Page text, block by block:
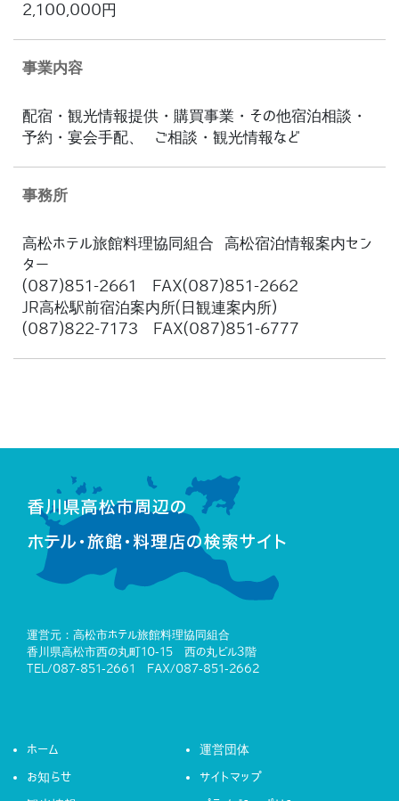
2,100,000円
事業内容
配宿・観光情報提供・購買事業・その他宿泊相談・
予約・宴会手配、 ご相談・観光情報など
事務所
高松ホテル旅館料理協同組合 高松宿泊情報案内セン
ター
(087)851-2661 FAX(087)851-2662
JR高松駅前宿泊案内所(日観連案内所)
(087)822-7173 FAX(087)851-6777
運営元：高松市ホテル旅館料理協同組合
香川県高松市西の丸町10-15 西の丸ビル3階
TEL/087-851-2661 FAX/087-851-2662
ホーム
お知らせ
運営団体
サイトマップ